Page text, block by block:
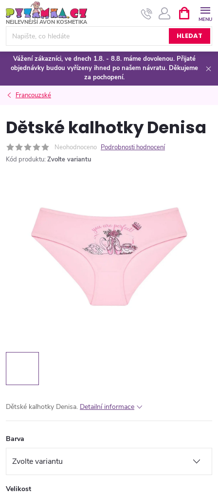
na
obsah
HLEDAT
NÁKUPNÍ
KOŠÍK
Vážení zákazníci, ve dnech 1.8. - 8.8. máme dovolenou. Přijaté
objednávky budou vyřízeny ihned po našem návratu. Děkujeme
za pochopení.
Francouzské
Dětské kalhotky Denisa
Neohodnoceno Podrobnosti hodnocení
Kód produktu: Zvolte variantu
Dětské kalhotky Denisa. Detailní informace
Barva
Velikost